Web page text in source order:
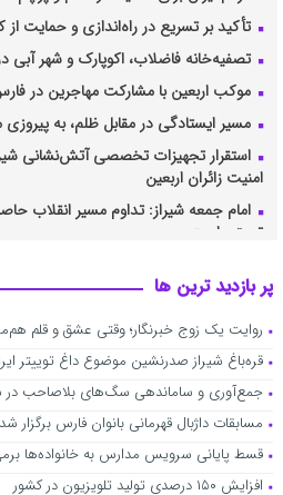
تأکید بر تسریع در راه‌اندازی و حمایت
تصفیه‌خانه فاضلاب، اکوپارک و شهر آبی
موکب‌ اربعین با مشارکت مهاجرین در
مسیر ایستادگی در مقابل ظلم، به
استقرار تجهیزات تخصصی آتش‌نشانی
امنیت زائران اربعین
امام جمعه شیراز: تداوم مسیر انقلاب
تربیتی است
سپاه پاسداران آیات مقاومت ملت ایران
همکاری اندیشکده حکمرانی و
شیراز برای حل مسائل مدیریت شهری
تشکیل منطقه ۱۲ با هدف صیانت از باغات قصردشت
از اطلاع‌رسانی به روایت‌گری هدفمند
آرامش عمومی
عبور از شرایط حساس شبکه در تابستان
پر بازدید ترین ها
روایت یک زوج خبرنگار؛ وقتی عشق و قلم
قره‌باغ شیراز صدرنشین موضوع داغ توییتر
جمع‌آوری و ساماندهی سگ‌های بلاصاحب در
مسابقات داژبال قهرمانی بانوان فارس برگزار شد
قسط پایانی سرویس مدارس به خانواده‌ها
افزایش ۱۵۰ درصدی تولید تلویزیون در کشور